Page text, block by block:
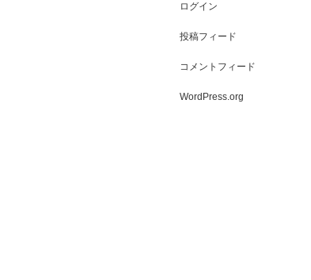
ログイン
投稿フィード
コメントフィード
WordPress.org